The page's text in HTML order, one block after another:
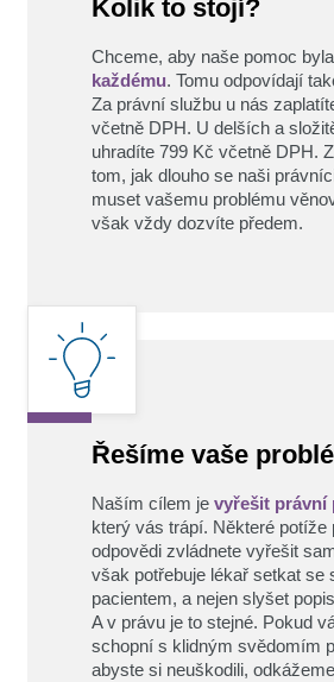
Kolik to stojí?
Chceme, aby naše pomoc byla
každému. Tomu odpovídají
Za právní službu u nás
včetně DPH. U delších a
uhradíte 799 Kč včetně DPH.
tom, jak dlouho se naši
muset vašemu problému
však vždy dozvíte předem.
Řešíme vaše
Naším cílem je vyřešit právní
který vás trápí. Některé potíže
odpovědi zvládnete vyřešit
však potřebuje lékař setkat se
pacientem, a nejen slyšet
A v právu je to stejné. Pokud
schopní s klidným svědomím
abyste si neuškodili,